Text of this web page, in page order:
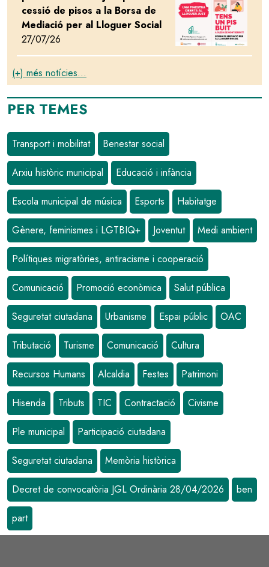
cessió de pisos a la Borsa de
Mediació per al Lloguer Social
27/07/26
(+) més notícies...
PER TEMES
Transport i mobilitat Benestar social
Arxiu històric municipal Educació i infància
Escola municipal de música Esports Habitatge
Gènere, feminismes i LGTBIQ+ Joventut Medi ambient
Polítiques migratòries, antiracisme i cooperació
Comunicació Promoció econòmica Salut pública
Seguretat ciutadana Urbanisme Espai públic OAC
Tributació Turisme Comunicació Cultura
Recursos Humans Alcaldia Festes Patrimoni
Hisenda Tributs TIC Contractació Civisme
Ple municipal Participació ciutadana
Seguretat ciutadana Memòria històrica
Decret de convocatòria JGL Ordinària 28/04/2026 ben
part